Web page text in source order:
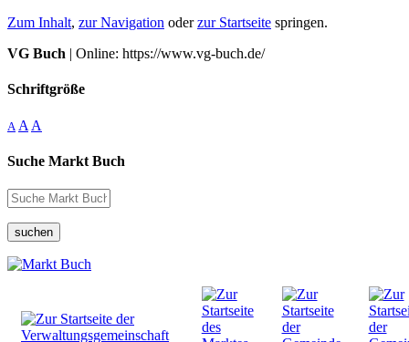
Zum Inhalt, zur Navigation oderzur Startseite springen.
VG Buch | Online: https://www.vg-buch.de/
Schriftgröße
A A A
Suche Markt Buch
suchen